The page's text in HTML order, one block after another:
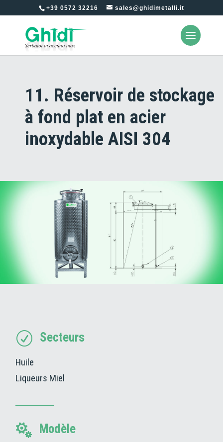
+39 0572 32216 sales@ghidimetalli.it
11. Réservoir de stockage
à fond plat en acier
inoxydable AISI 304
R Secteurs
Huile
Liqueurs Miel
 Modèle